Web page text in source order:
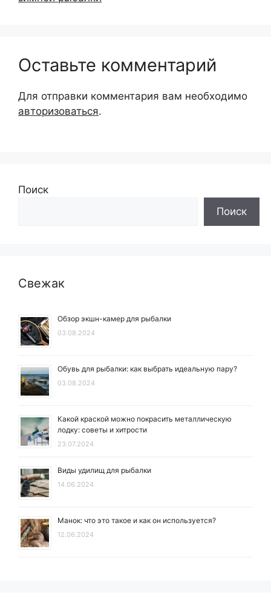
Оставьте комментарий
Для отправки комментария вам необходимо
авторизоваться.
Поиск
Поиск
Свежак
Обзор экшн-камер для рыбалки
03.08.2024
Обувь для рыбалки: как выбрать идеальную пару?
03.08.2024
Какой краской можно покрасить металлическую
лодку: советы и хитрости
23.07.2024
Виды удилищ для рыбалки
14.06.2024
Манок: что это такое и как он используется?
12.06.2024